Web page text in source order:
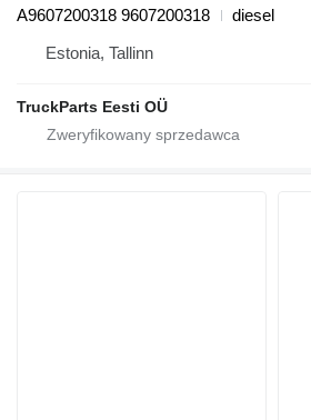
A9607200318 9607200318
diesel
Estonia, Tallinn
TruckParts Eesti OÜ